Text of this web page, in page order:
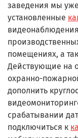
заведения мы
установленные
помещениях, а
Действующие на
охранно-
дополнить к
срабатывании
подключиться к